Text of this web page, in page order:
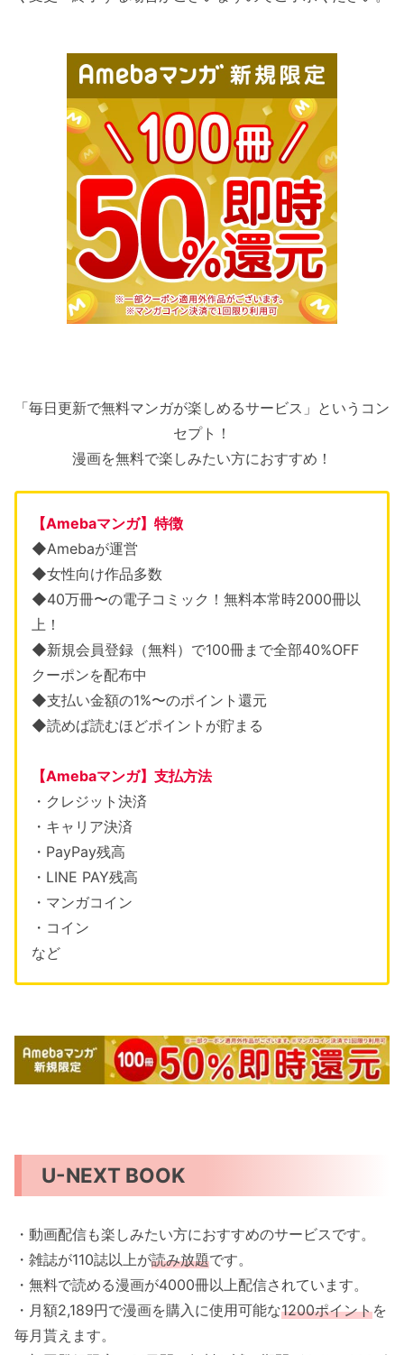
「毎日更新で無料マンガが楽しめるサービス」というコン
セプト！
漫画を無料で楽しみたい方におすすめ！
【Amebaマンガ】特徴
◆Amebaが運営
◆女性向け作品多数
◆40万冊〜の電子コミック！無料本常時2000冊以
上！
◆新規会員登録（無料）で100冊まで全部40%OFF
クーポンを配布中
◆支払い金額の1%〜のポイント還元
◆読めば読むほどポイントが貯まる
【Amebaマンガ】支払方法
・クレジット決済
・キャリア決済
・PayPay残高
・LINE PAY残高
・マンガコイン
・コイン
など
U-NEXT BOOK
・動画配信も楽しみたい方におすすめのサービスです。
・雑誌が110誌以上が読み放題です。
・無料で読める漫画が4000冊以上配信されています。
・月額2,189円で漫画を購入に使用可能な1200ポイントを
毎月貰えます。